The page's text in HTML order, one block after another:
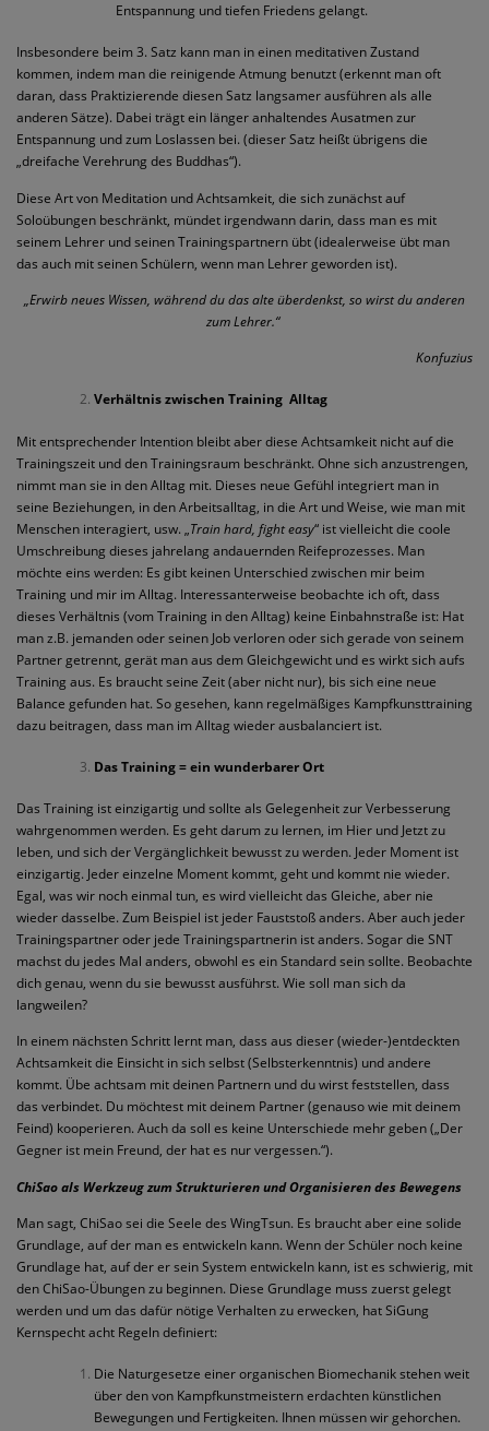
Entspannung und tiefen Friedens gelangt.
Insbesondere beim 3. Satz kann man in einen meditativen Zustand
kommen, indem man die reinigende Atmung benutzt (erkennt man oft
daran, dass Praktizierende diesen Satz langsamer ausführen als alle
anderen Sätze). Dabei trägt ein länger anhaltendes Ausatmen zur
Entspannung und zum Loslassen bei. (dieser Satz heißt übrigens die
„dreifache Verehrung des Buddhas“).
Diese Art von Meditation und Achtsamkeit, die sich zunächst auf
Soloübungen beschränkt, mündet irgendwann darin, dass man es mit
seinem Lehrer und seinen Trainingspartnern übt (idealerweise übt man
das auch mit seinen Schülern, wenn man Lehrer geworden ist).
„Erwirb neues Wissen, während du das alte überdenkst, so wirst du anderen
zum Lehrer.“
Konfuzius
Verhältnis zwischen Training Alltag
Mit entsprechender Intention bleibt aber diese Achtsamkeit nicht auf die
Trainingszeit und den Trainingsraum beschränkt. Ohne sich anzustrengen,
nimmt man sie in den Alltag mit. Dieses neue Gefühl integriert man in
seine Beziehungen, in den Arbeitsalltag, in die Art und Weise, wie man mit
Menschen interagiert, usw. „Train hard, fight easy“ ist vielleicht die coole
Umschreibung dieses jahrelang andauernden Reifeprozesses. Man
möchte eins werden: Es gibt keinen Unterschied zwischen mir beim
Training und mir im Alltag. Interessanterweise beobachte ich oft, dass
dieses Verhältnis (vom Training in den Alltag) keine Einbahnstraße ist: Hat
man z.B. jemanden oder seinen Job verloren oder sich gerade von seinem
Partner getrennt, gerät man aus dem Gleichgewicht und es wirkt sich aufs
Training aus. Es braucht seine Zeit (aber nicht nur), bis sich eine neue
Balance gefunden hat. So gesehen, kann regelmäßiges Kampfkunsttraining
dazu beitragen, dass man im Alltag wieder ausbalanciert ist.
Das Training = ein wunderbarer Ort
Das Training ist einzigartig und sollte als Gelegenheit zur Verbesserung
wahrgenommen werden. Es geht darum zu lernen, im Hier und Jetzt zu
leben, und sich der Vergänglichkeit bewusst zu werden. Jeder Moment ist
einzigartig. Jeder einzelne Moment kommt, geht und kommt nie wieder.
Egal, was wir noch einmal tun, es wird vielleicht das Gleiche, aber nie
wieder dasselbe. Zum Beispiel ist jeder Fauststoß anders. Aber auch jeder
Trainingspartner oder jede Trainingspartnerin ist anders. Sogar die SNT
machst du jedes Mal anders, obwohl es ein Standard sein sollte. Beobachte
dich genau, wenn du sie bewusst ausführst. Wie soll man sich da
langweilen?
In einem nächsten Schritt lernt man, dass aus dieser (wieder-)entdeckten
Achtsamkeit die Einsicht in sich selbst (Selbsterkenntnis) und andere
kommt. Übe achtsam mit deinen Partnern und du wirst feststellen, dass
das verbindet. Du möchtest mit deinem Partner (genauso wie mit deinem
Feind) kooperieren. Auch da soll es keine Unterschiede mehr geben („Der
Gegner ist mein Freund, der hat es nur vergessen.“).
ChiSao als Werkzeug zum Strukturieren und Organisieren des Bewegens
Man sagt, ChiSao sei die Seele des WingTsun. Es braucht aber eine solide
Grundlage, auf der man es entwickeln kann. Wenn der Schüler noch keine
Grundlage hat, auf der er sein System entwickeln kann, ist es schwierig, mit
den ChiSao-Übungen zu beginnen. Diese Grundlage muss zuerst gelegt
werden und um das dafür nötige Verhalten zu erwecken, hat SiGung
Kernspecht acht Regeln definiert:
Die Naturgesetze einer organischen Biomechanik stehen weit
über den von Kampfkunstmeistern erdachten künstlichen
Bewegungen und Fertigkeiten. Ihnen müssen wir gehorchen.